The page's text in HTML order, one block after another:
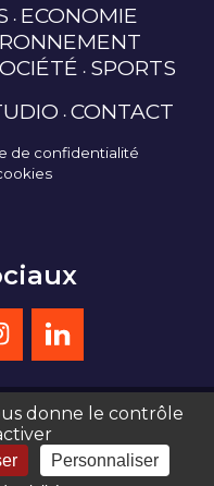
ECONOMIE
SPORTS
CONTACT
de confidentialité
Serious Team 360°
donne le contrôle
Personnaliser